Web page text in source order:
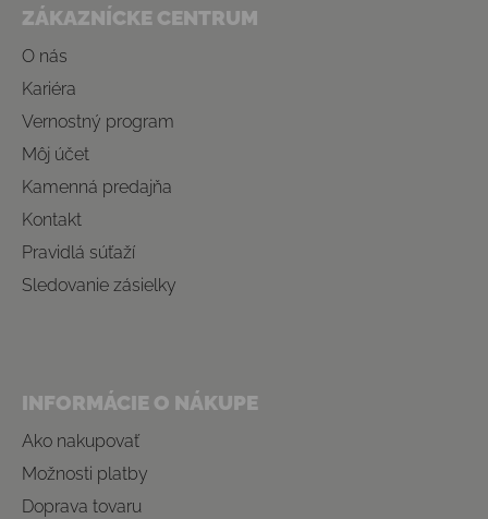
ZÁKAZNÍCKE CENTRUM
O nás
Kariéra
Vernostný program
Môj účet
Kamenná predajňa
Kontakt
Pravidlá súťaží
Sledovanie zásielky
INFORMÁCIE O NÁKUPE
Ako nakupovať
Možnosti platby
Doprava tovaru